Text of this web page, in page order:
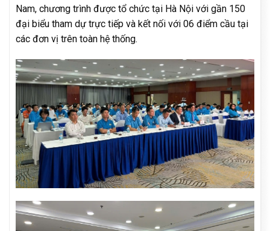
Nam, chương trình được tổ chức tại Hà Nội với gần 150
đại biểu tham dự trực tiếp và kết nối với 06 điểm cầu tại
các đơn vị trên toàn hệ thống.